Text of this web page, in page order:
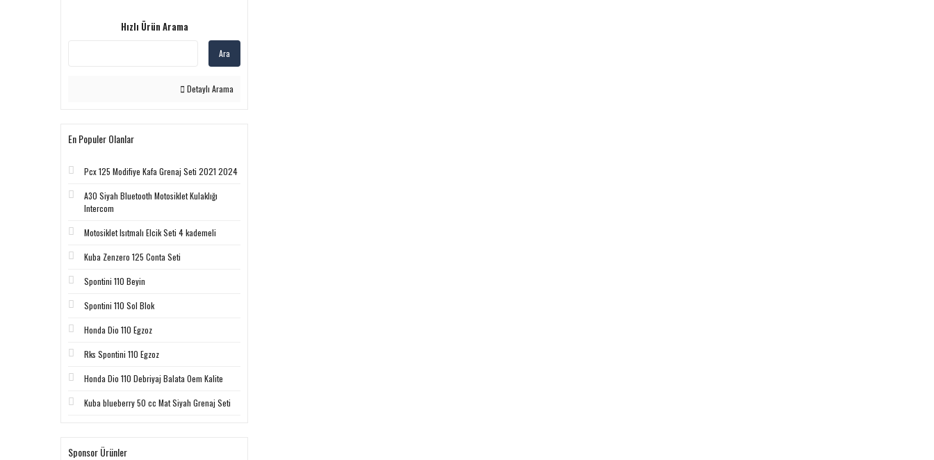
Hızlı Ürün Arama
Ara
Detaylı Arama
En Populer Olanlar
Pcx 125 Modifiye Kafa Grenaj Seti 2021 2024
A30 Siyah Bluetooth Motosiklet Kulaklığı
Intercom
Motosiklet Isıtmalı Elcik Seti 4 kademeli
Kuba Zenzero 125 Conta Seti
Spontini 110 Beyin
Spontini 110 Sol Blok
Honda Dio 110 Egzoz
Rks Spontini 110 Egzoz
Honda Dio 110 Debriyaj Balata Oem Kalite
Kuba blueberry 50 cc Mat Siyah Grenaj Seti
Sponsor Ürünler